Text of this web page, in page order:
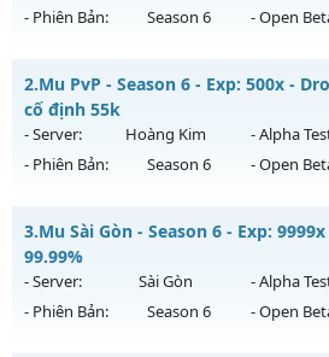
- Phiên Bản:
Season 6 - Open
Mu mới ra tháng 08 2026 - Mở máy
ngày 02/08/2626
Exp: 300x - Drop: 20%
Thể loại: Mu Nguyên bản Webzen
Antihack: GoldShield
2.Mu PvP - Season 6 - Exp: 500x -
cố định 55k
- Server: Hoàng Kim - Alpha
- Phiên Bản:
Season 6 - Open
Mu PvP - Giải Trí, Point cố định 55k
Mu mới ra tháng 08 2026 - Mở máy
ngày 04/08/2626
Exp: 500x - Drop: 30%
3.Mu Sài Gòn - Season 6 - Exp:
99.99%
- Server: Sài Gòn - Alpha
- Phiên Bản:
Season 6 - Open